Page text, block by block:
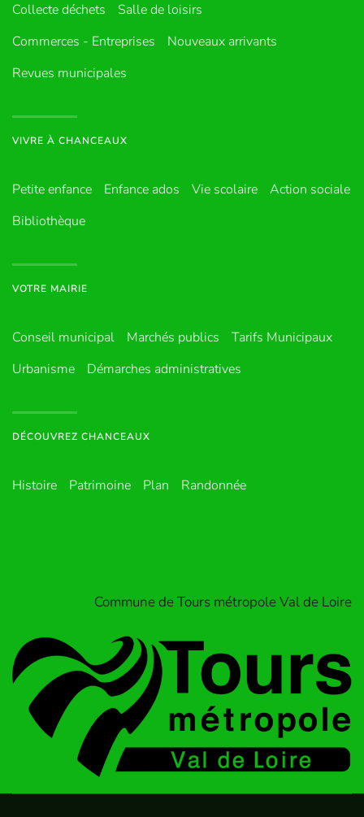
Collecte déchets
Salle de loisirs
Commerces - Entreprises
Nouveaux arrivants
Revues municipales
VIVRE À CHANCEAUX
Petite enfance Enfance ados Vie scolaire
Action sociale
Bibliothèque
VOTRE MAIRIE
Conseil municipal Marchés publics
Tarifs Municipaux
Urbanisme
Démarches administratives
DÉCOUVREZ CHANCEAUX
Histoire Patrimoine Plan Randonnée
Commune de Tours métropole Val de Loire